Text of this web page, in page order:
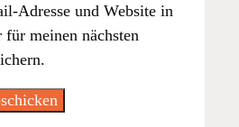
Adresse und Website in
meinen nächsten